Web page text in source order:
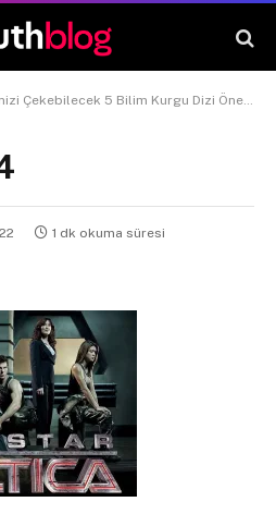
Çekebilecek 5 Bilim Kurgu Dizi Önerisi
1 dk okuma süresi